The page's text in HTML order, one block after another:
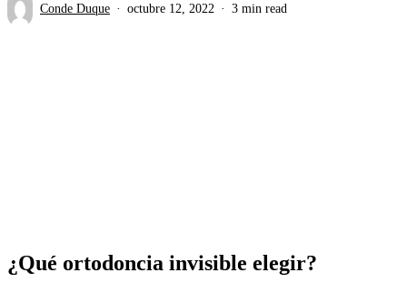
Conde Duque octubre 12, 2022 3 min read
¿Qué ortodoncia invisible elegir?